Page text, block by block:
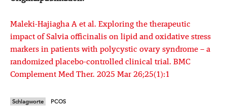
Maleki-Hajiagha A et al. Exploring the therapeutic
impact of Salvia officinalis on lipid and oxidative stress
markers in patients with polycystic ovary syndrome – a
randomized placebo-controlled clinical trial. BMC
Complement Med Ther. 2025 Mar 26;25(1):1
Schlagworte
PCOS